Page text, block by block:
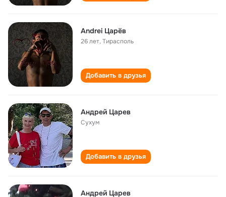
Andrei Царёв
26 лет,Тирасполь
Добавить в друзья
Андрей Царев
Сухум
Добавить в друзья
Андрей Царев